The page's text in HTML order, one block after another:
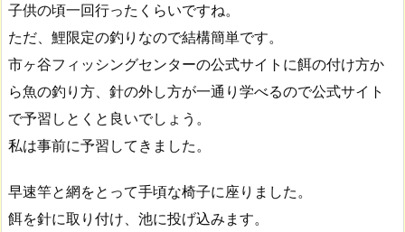
子供の頃一回行ったくらいですね。
ただ、鯉限定の釣りなので結構簡単です。
市ヶ谷フィッシングセンターの公式サイトに餌の付け方か
ら魚の釣り方、針の外し方が一通り学べるので公式サイト
で予習しとくと良いでしょう。
私は事前に予習してきました。
早速竿と網をとって手頃な椅子に座りました。
餌を針に取り付け、池に投げ込みます。